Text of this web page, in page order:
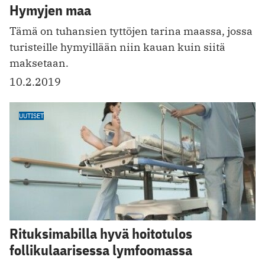
Hymyjen maa
Tämä on tuhansien tyttöjen tarina maassa, jossa
turisteille hymyillään niin kauan kuin siitä
maksetaan.
10.2.2019
UUTISET
Rituksimabilla hyvä hoitotulos
follikulaarisessa lymfoomassa